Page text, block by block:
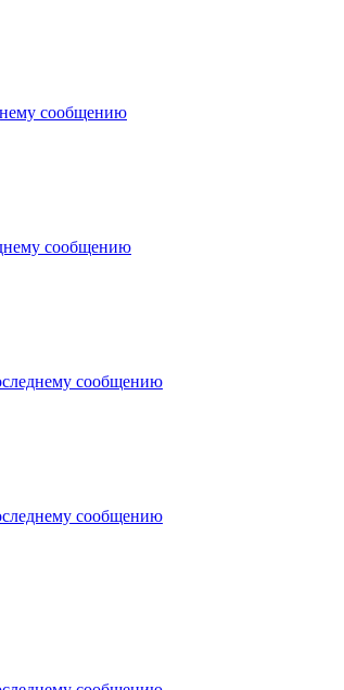
сообщению
сообщению
сообщению
сообщению